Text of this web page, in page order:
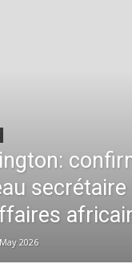
secrétaire
2026